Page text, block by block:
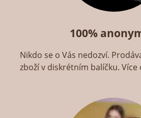
100%
Nikdo se o Vás nedozví.
zboží v diskrétním balíčku.